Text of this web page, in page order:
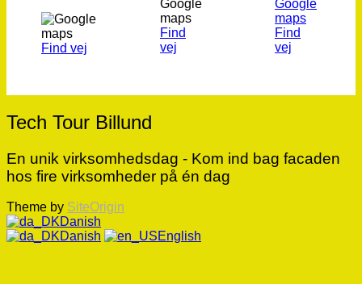
Find vej
Find
vej
Find
vej
Tech Tour Billund
En unik virksomhedsdag - Kom ind bag facaden
hos fire virksomheder på én dag
Theme by SiteOrigin
Danish
Danish
English